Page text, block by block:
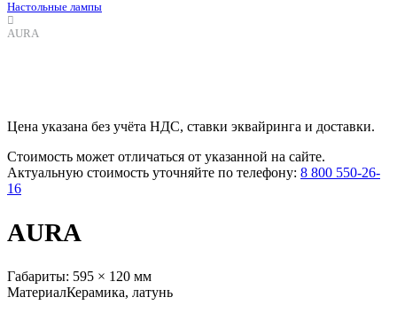
Настольные лампы
AURA
Цена указана без учёта НДС, ставки эквайринга и доставки.
Стоимость может отличаться от указанной на сайте.
Актуальную стоимость уточняйте по телефону: 8 800 550-26-
16
AURA
Габариты: 595 × 120 мм
МатериалКерамика, латунь